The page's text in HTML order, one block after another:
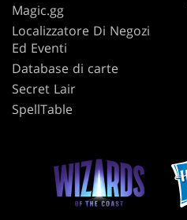
Magic.gg
Localizzatore Di Negozi
Ed Eventi
Database di carte
Secret Lair
SpellTable